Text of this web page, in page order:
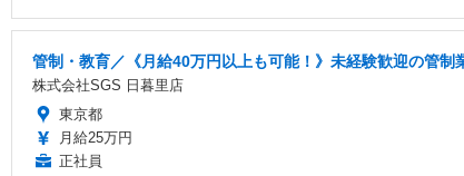
管制・教育／《月給40万円以上も可能！》未経験歓迎の管
株式会社SGS 日暮里店
東京都
月給25万円
正社員